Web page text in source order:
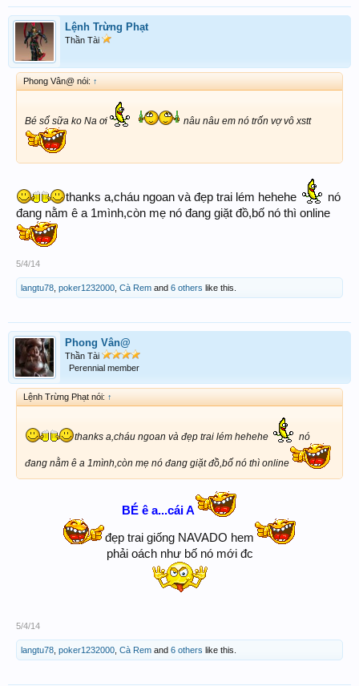
Lệnh Trừng Phạt
Thần Tài
Phong Vân@ nói: ↑
Bé sổ sữa ko Na ơi nâu nâu em nó trốn vợ vô xstt
thanks a,cháu ngoan và đẹp trai lém hehehe
nó
đang nằm ê a 1mình,còn mẹ nó đang giặt đồ,bố nó thì online
5/4/14
langtu78 poker1232000 Cà Rem and 6 others like this.
Phong Vân@
Thần Tài
Perennial member
Lệnh Trừng Phạt nói: ↑
thanks a,cháu ngoan và đẹp trai lém hehehe nó
đang nằm ê a 1mình,còn mẹ nó đang giặt đồ,bố nó thì online
BÉ ê a...cái A
đẹp trai giống NAVADO hem
phải oách như bố nó mới đc
5/4/14
langtu78 poker1232000 Cà Rem and 6 others like this.